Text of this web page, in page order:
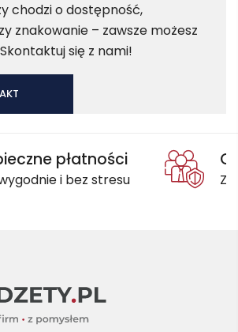
chodzi o dostępność,
znakowanie – zawsze możesz
się z nami!
płatności
i bez stresu